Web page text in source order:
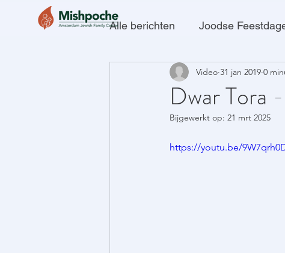
Alle berichten Joodse
Dwar Tora
Video 31 jan 2019 0
Bijgewerkt op: 21 mrt 2025
https://youtu.be/